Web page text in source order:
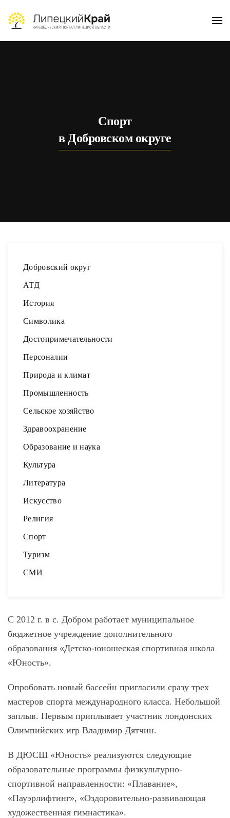
Skip to main content
Спорт
в Добровском округе
С 2012 г. в с. Добром работает муниципальное
бюджетное учреждение дополнительного
образования «Детско-юношеская спортивная школа
«Юность».
Опробовать новый бассейн пригласили сразу трех
мастеров спорта международного класса. Небольшой
заплыв. Первым приплывает участник лондонских
Олимпийских игр Владимир Дятчин.
В ДЮСШ «Юность» реализуются следующие
образовательные программы физкультурно-
спортивной направленности: «Плавание»,
«Пауэрлифтинг», «Оздоровительно-развивающая
художественная гимнастика».
Добровский округ
АТД
История
Символика
Достопримечательности
Персоналии
Природа и климат
Промышленность
Сельское хозяйство
Здравоохранение
Образование и наука
Культура
Литература
Искусство
Религия
Спорт
Туризм
СМИ